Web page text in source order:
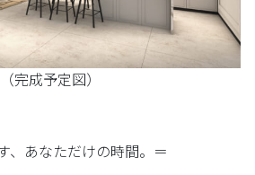
完成予定図）
、あなただけの時間。＝